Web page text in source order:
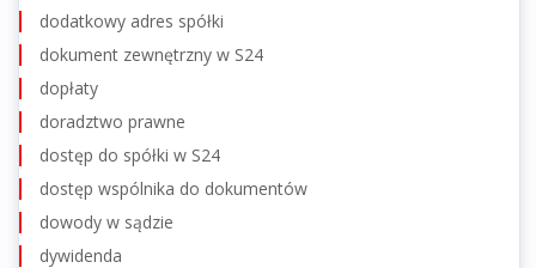
dodatkowy adres spółki
dokument zewnętrzny w S24
dopłaty
doradztwo prawne
dostęp do spółki w S24
dostęp wspólnika do dokumentów
dowody w sądzie
dywidenda